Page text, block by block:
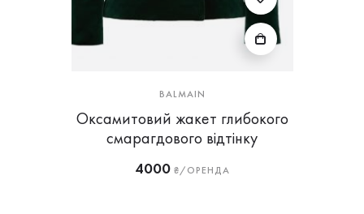
BALMAIN
Оксамитовий жакет глибокого
смарагдового відтінку
4000₴/ОРЕНДА